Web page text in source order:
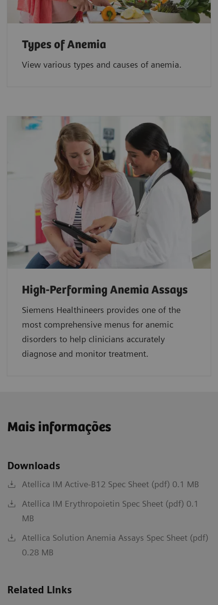
Types of Anemia
View various types and causes of anemia.
High-Performing Anemia Assays
Siemens Healthineers provides one of the
most comprehensive menus for anemic
disorders to help clinicians accurately
diagnose and monitor treatment.
Mais informações
Downloads
Atellica IM Active-B12 Spec Sheet (pdf) 0.1 MB
Atellica IM Erythropoietin Spec Sheet (pdf) 0.1
MB
Atellica Solution Anemia Assays Spec Sheet (pdf)
0.28 MB
Related Links